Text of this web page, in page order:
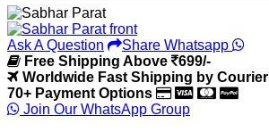
Ask A Question
Share Whatsapp
Free Shipping Above
699/-
Worldwide Fast Shipping by Courier
70+ Payment Options
Join Our WhatsApp Group